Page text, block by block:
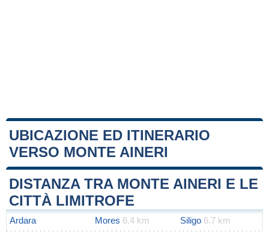
UBICAZIONE ED ITINERARIO
VERSO MONTE AINERI
+
−
Leaflet|Map data ©
DISTANZA TRA MONTE AINERI E LE
CITTÀ LIMITROFE
Ardara Mores 6.4 km Siligo 6.7 km